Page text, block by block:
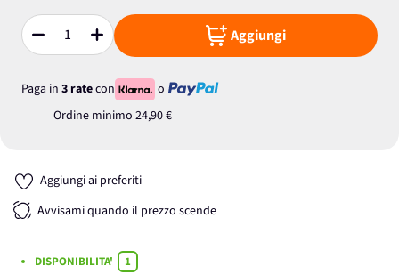
Quantità Aggiungi
Paga in 3 ratecon
o
Ordine minimo 24,90 €
Aggiungi ai preferiti
Avvisami quando il prezzo scende
DISPONIBILITA'
1